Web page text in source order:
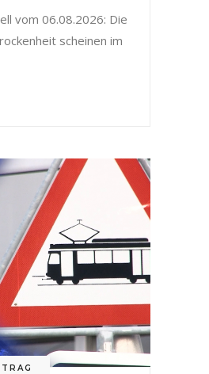
vom 06.08.2026: Die
scheinen im